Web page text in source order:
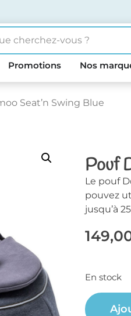
Promotions Nos
Seat’n Swing Blue
Pouf
Le pouf
pouvez
jusqu’à
En stock